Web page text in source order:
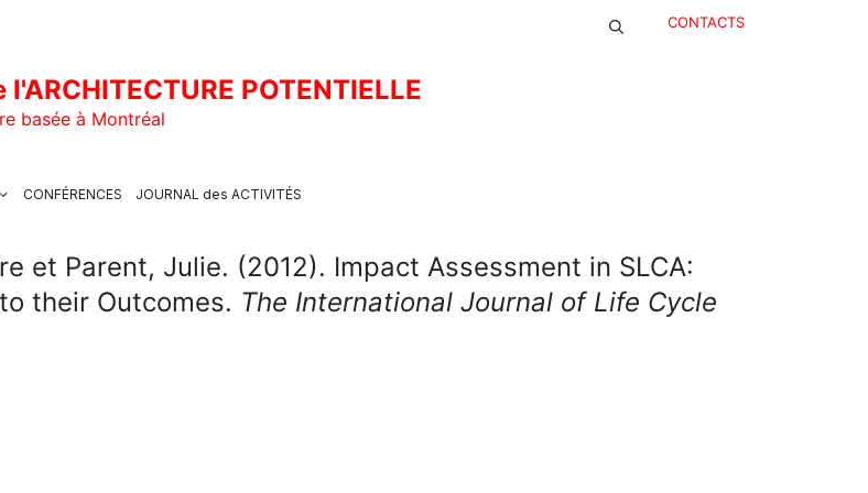
CONTACTS
POTENTIELLE
basée à Montréal
CONFÉRENCES JOURNAL des ACTIVITÉS
et Parent, Julie. (2012). Impact Assessment in SLCA:
their Outcomes. The International Journal of Life Cycle